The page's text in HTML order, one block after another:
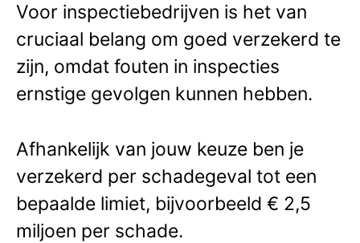
Voor inspectiebedrijven is het van
cruciaal belang om goed verzekerd te
zijn, omdat fouten in inspecties
ernstige gevolgen kunnen hebben.
Afhankelijk van jouw keuze ben je
verzekerd per schadegeval tot een
bepaalde limiet, bijvoorbeeld € 2,5
miljoen per schade.